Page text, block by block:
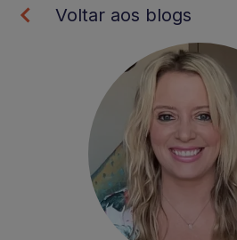
Voltar aos blogs